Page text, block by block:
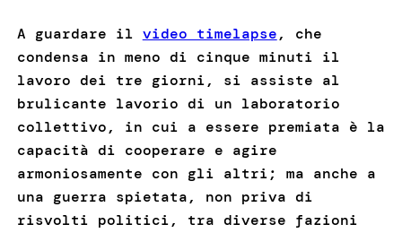
A guardare il video timelapse, che
condensa in meno di cinque minuti il
lavoro dei tre giorni, si assiste al
brulicante lavorio di un laboratorio
collettivo, in cui a essere premiata è la
capacità di cooperare e agire
armoniosamente con gli altri; ma anche a
una guerra spietata, non priva di
risvolti politici, tra diverse fazioni